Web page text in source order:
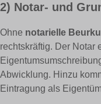
2) Notar- und
Ohne notarielle
rechtskräftig. Der Notar
Abwicklung. Hinzu
Eintragung als